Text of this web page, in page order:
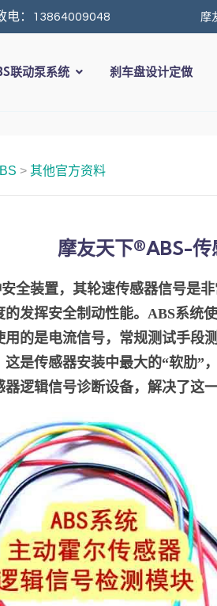
电：13864009048 摩
联动泵系统 刹车盘设计定做
> 其他官方资料
摩友天下®ABS-传
全装置，其轮速传感器信号是
的发挥安全制动性能。ABS系统
用的是电流信号，常规测试手段
是传感器安装中最大的“软肋”
逻辑信号诊断设备，解决了这